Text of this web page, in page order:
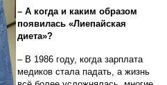
– А когда и каким образом
появилась «Лиепайская
диета»?
– В 1986 году, когда зарплата
медиков стала падать, а жизнь